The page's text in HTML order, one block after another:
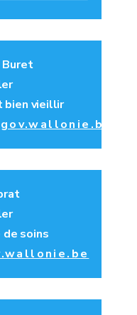
bien vieillir
soins